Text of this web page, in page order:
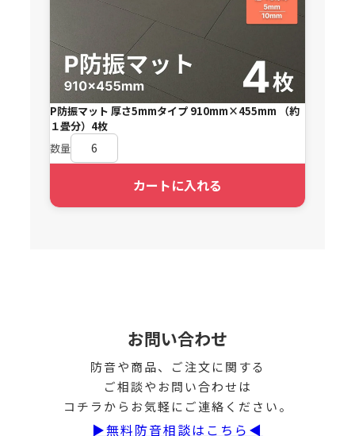
P防振マット 厚さ5mmタイプ 910mm×455mm （約
１畳分）4枚
数量
カートに入れる
お問い合わせ
防音や商品、ご注文に関する
ご相談やお問い合わせは
コチラからお気軽にご連絡ください。
▶︎無料防音相談はこちら◀︎